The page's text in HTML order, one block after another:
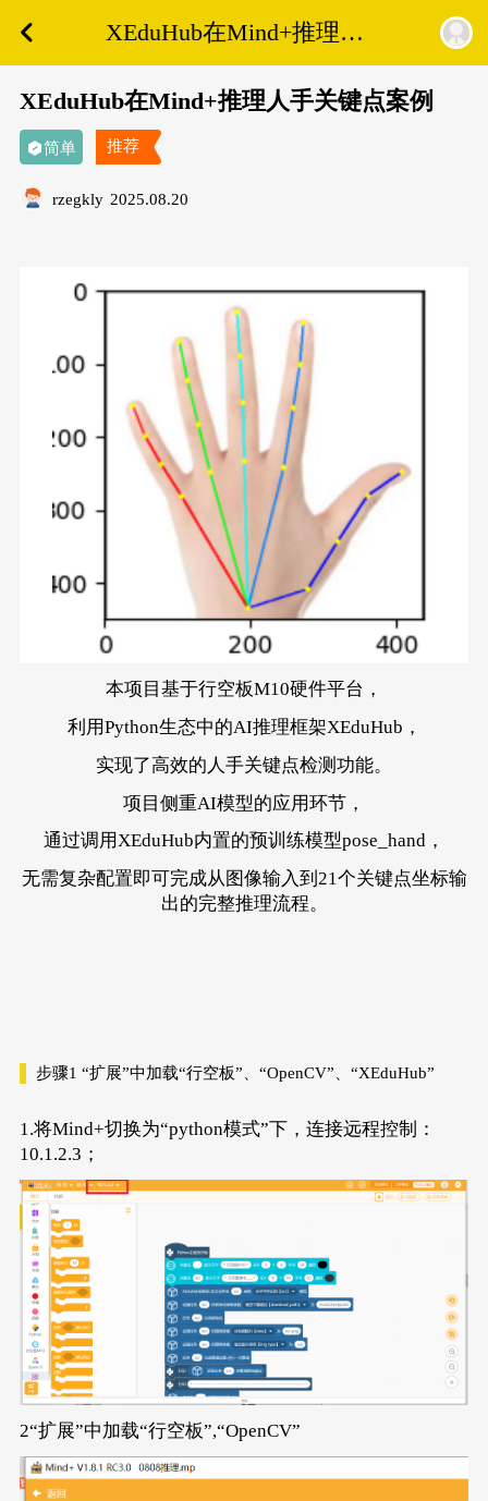
XEduHub在Mind+推理⼈
⼿关键点案例
XEduHub在Mind+推理⼈⼿关键点案例
简单 推荐
rzegkly 2025.08.20
本项目基于行空板M10硬件平台，
利用Python生态中的AI推理框架XEduHub，
实现了高效的人手关键点检测功能。
项目侧重AI模型的应用环节，
通过调用XEduHub内置的预训练模型pose_hand，
无需复杂配置即可完成从图像输入到21个关键点坐标输
出的完整推理流程。
步骤1 “扩展”中加载“行空板”、“OpenCV”、“XEduHub”
1.将Mind+切换为“python模式”下，连接远程控制：
10.1.2.3；
2“扩展”中加载“行空板”,“OpenCV”